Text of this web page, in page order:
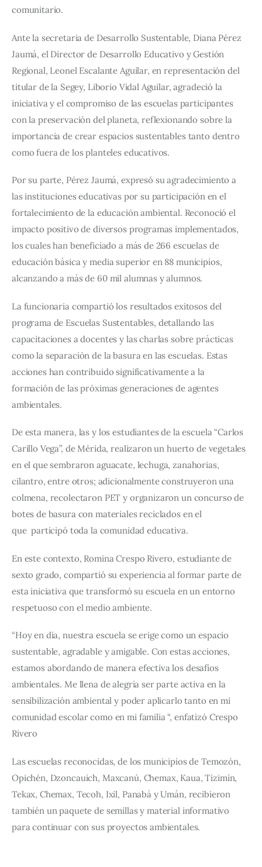
comunitario.
Ante la secretaria de Desarrollo Sustentable, Diana Pérez
Jaumá, el Director de Desarrollo Educativo y Gestión
Regional, Leonel Escalante Aguilar, en representación del
titular de la Segey, Liborio Vidal Aguilar, agradeció la
iniciativa y el compromiso de las escuelas participantes
con la preservación del planeta, reflexionando sobre la
importancia de crear espacios sustentables tanto dentro
como fuera de los planteles educativos.
Por su parte, Pérez Jaumá, expresó su agradecimiento a
las instituciones educativas por su participación en el
fortalecimiento de la educación ambiental. Reconoció el
impacto positivo de diversos programas implementados,
los cuales han beneficiado a más de 266 escuelas de
educación básica y media superior en 88 municipios,
alcanzando a más de 60 mil alumnas y alumnos.
La funcionaria compartió los resultados exitosos del
programa de Escuelas Sustentables, detallando las
capacitaciones a docentes y las charlas sobre prácticas
como la separación de la basura en las escuelas. Estas
acciones han contribuido significativamente a la
formación de las próximas generaciones de agentes
ambientales.
De esta manera, las y los estudiantes de la escuela “Carlos
Carillo Vega”, de Mérida, realizaron un huerto de vegetales
en el que sembraron aguacate, lechuga, zanahorias,
cilantro, entre otros; adicionalmente construyeron una
colmena, recolectaron PET y organizaron un concurso de
botes de basura con materiales reciclados en el
que  participó toda la comunidad educativa.
En este contexto, Romina Crespo Rivero, estudiante de
sexto grado, compartió su experiencia al formar parte de
esta iniciativa que transformó su escuela en un entorno
respetuoso con el medio ambiente.
“Hoy en día, nuestra escuela se erige como un espacio
sustentable, agradable y amigable. Con estas acciones,
estamos abordando de manera efectiva los desafíos
ambientales. Me llena de alegría ser parte activa en la
sensibilización ambiental y poder aplicarlo tanto en mi
comunidad escolar como en mi familia “, enfatizó Crespo
Rivero
Las escuelas reconocidas, de los municipios de Temozón,
Opichén, Dzoncauich, Maxcanú, Chemax, Kaua, Tizimín,
Tekax, Chemax, Tecoh, Ixil, Panabá y Umán, recibieron
también un paquete de semillas y material informativo
para continuar con sus proyectos ambientales.